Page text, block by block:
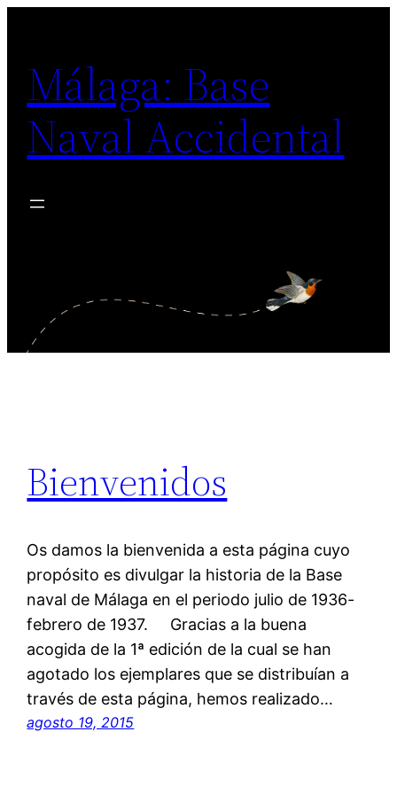
contenido
Málaga: Base
Naval Accidental
Bienvenidos
Os damos la bienvenida a esta página cuyo
propósito es divulgar la historia de la Base
naval de Málaga en el periodo julio de 1936-
febrero de 1937. Gracias a la buena
acogida de la 1ª edición de la cual se han
agotado los ejemplares que se distribuían a
través de esta página, hemos realizado…
agosto 19, 2015